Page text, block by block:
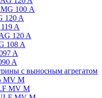
100 А
120 A
A
120 A
108 A
A
A
с выносным агрегатом
MV M
MV M